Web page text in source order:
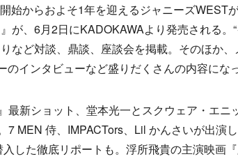
からおよそ1年を迎えるジャニーズWEST
が、6月2日にKADOKAWAより発売される。
など対談、鼎談、座談会を掲載。そのほか、
のインタビューなど盛りだくさんの内容にな
新ショット、堂本光一とスクウェア・エニ
MEN 侍、IMPACTors、Lil かんさいが出演
した徹底リポートも。浮所飛貴の主演映画